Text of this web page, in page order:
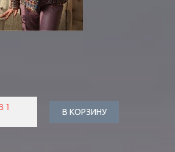
1
В КОРЗИНУ